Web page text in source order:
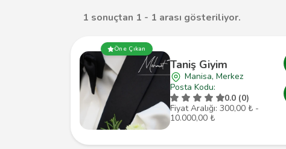
1 sonuçtan 1 - 1 arası gösteriliyor.
Öne Çıkan
Taniş Giyim
Manisa, Merkez
Posta Kodu:
0.0 (0)
Fiyat Aralığı: 300,00 ₺ -
10.000,00 ₺